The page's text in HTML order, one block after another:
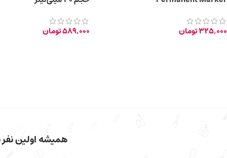
325,000تومان 589,000تومان
همیشه اولین نفر